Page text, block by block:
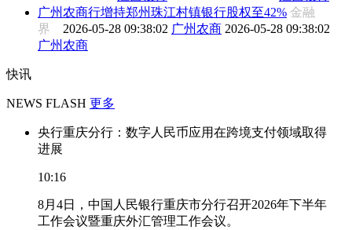
广州农商行增持郑州珠江村镇银行股权至42% 金融
界 2026-05-28 09:38:02 广州农商 2026-05-28 09:38:02
广州农商
快讯
NEWS FLASH 更多
央行重庆分行：数字人民币应用在跨境支付领域取得
进展
10:16
8月4日，中国人民银行重庆市分行召开2026年下半年
工作会议暨重庆外汇管理工作会议。